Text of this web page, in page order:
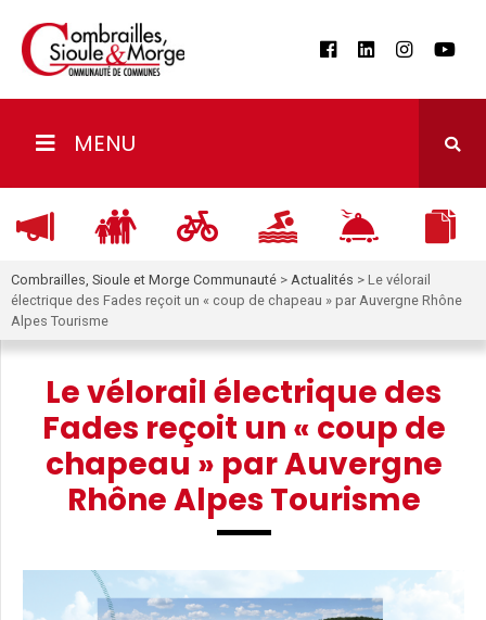
MENU
Combrailles, Sioule et Morge Communauté > Actualités > Le vélorail
électrique des Fades reçoit un « coup de chapeau » par Auvergne Rhône
Alpes Tourisme
Le vélorail électrique des
Fades reçoit un « coup de
chapeau » par Auvergne
Rhône Alpes Tourisme